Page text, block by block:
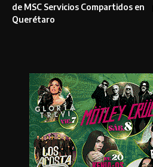
de MSC Servicios Compartidos en
Querétaro